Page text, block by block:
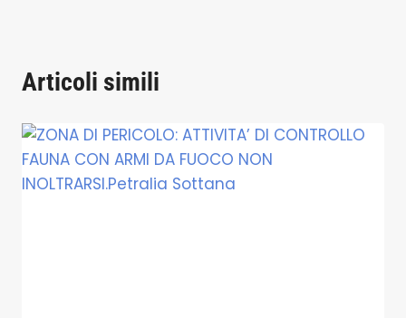
Articoli simili